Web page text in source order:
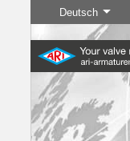
Deutsch